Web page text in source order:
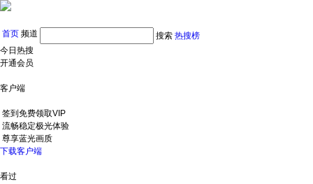
首页 频道 搜索 热搜榜
今日热搜
开通会员
客户端
签到免费领取VIP
流畅稳定极光体验
尊享蓝光画质
下载客户端
看过